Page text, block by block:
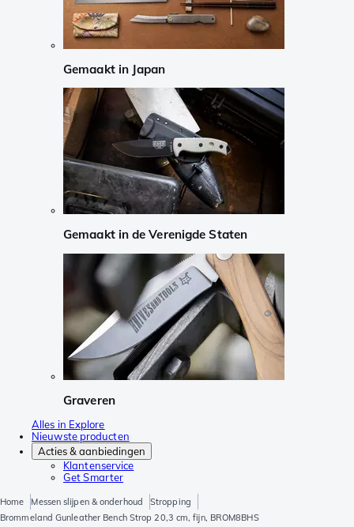
Gemaakt in Japan
Gemaakt in de Verenigde Staten
Graveren
Alles in Explore
Nieuwste producten
Acties & aanbiedingen
Klantenservice
Get Smarter
Home Messen slijpen & onderhoud
Stropping
Brommeland Gunleather Bench Strop 20,3 cm, fijn, BROM8BHS